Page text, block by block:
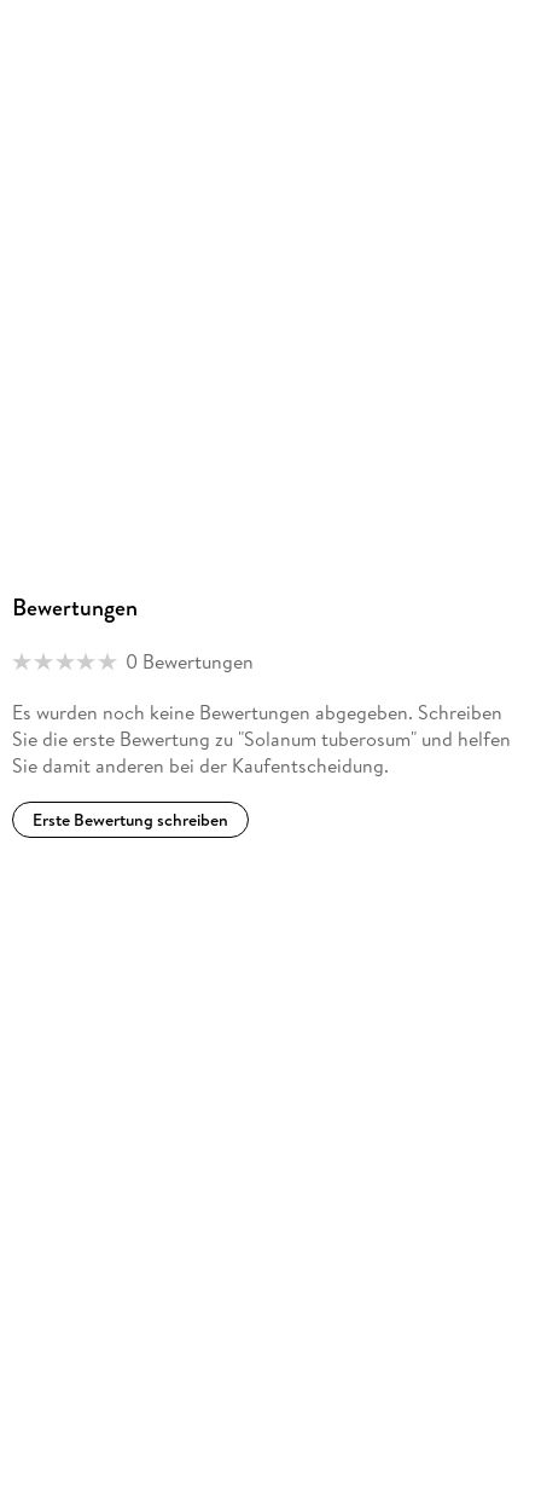
Bewertungen
0 Bewertungen
Es wurden noch keine Bewertungen abgegeben. Schreiben
Sie die erste Bewertung zu "Solanum tuberosum" und helfen
Sie damit anderen bei der Kaufentscheidung.
Erste Bewertung schreiben